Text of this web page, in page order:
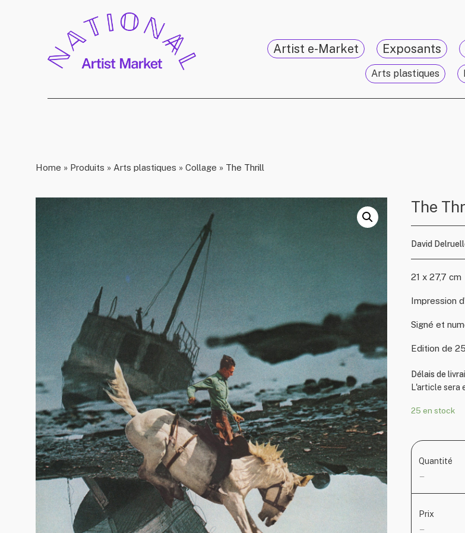
Exposants
Artist e-Market
Arts plastiques
Home » Produits » Arts plastiques » Collage » The Thrill
The
David
21 x 27,7 cm
Impression
Signé et
Edition de
Délais de
L'article sera
25 en stock
Quantité
—
Prix
—